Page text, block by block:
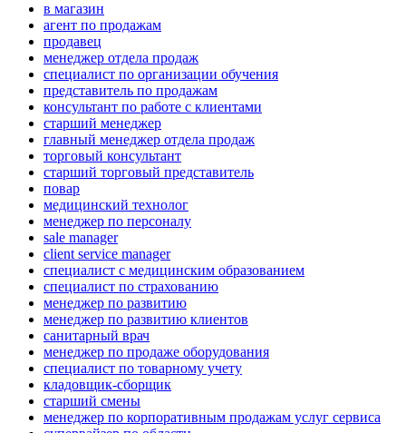
в магазин
агент по продажам
продавец
менеджер отдела продаж
специалист по организации обучения
представитель по продажам
консультант по работе с клиентами
старший менеджер
главный менеджер отдела продаж
торговый консультант
старший торговый представитель
повар
медицинский технолог
менеджер по персоналу
sale manager
client service manager
специалист с медицинским образованием
специалист по страхованию
менеджер по развитию
менеджер по развитию клиентов
санитарный врач
менеджер по продаже оборудования
специалист по товарному учету
кладовщик-сборщик
старший смены
менеджер по корпоративным продажам услуг сервиса